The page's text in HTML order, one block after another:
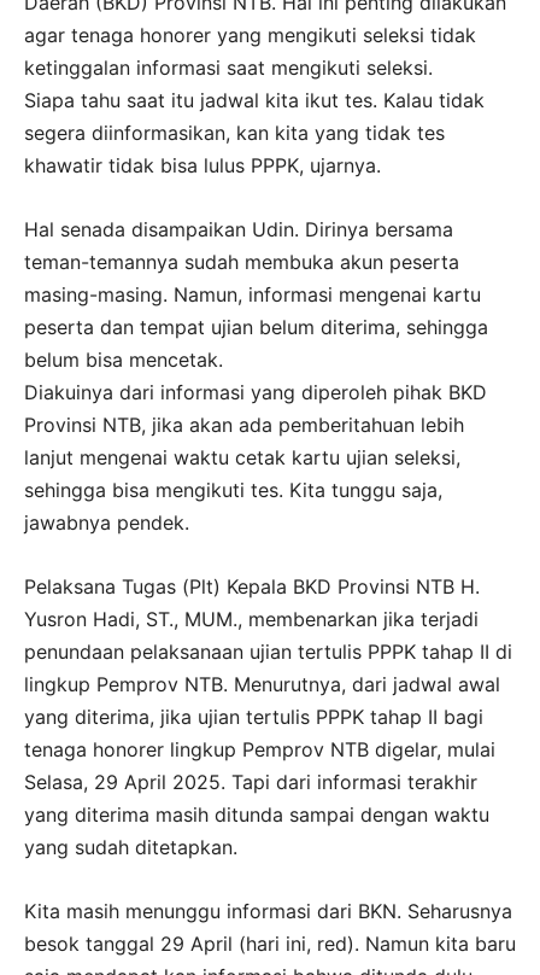
agar tenaga honorer yang mengikuti seleksi tidak
ketinggalan informasi saat mengikuti seleksi.
Siapa tahu saat itu jadwal kita ikut tes. Kalau tidak
segera diinformasikan, kan kita yang tidak tes
khawatir tidak bisa lulus PPPK, ujarnya.
Hal senada disampaikan Udin. Dirinya bersama
teman-temannya sudah membuka akun peserta
masing-masing. Namun, informasi mengenai kartu
peserta dan tempat ujian belum diterima, sehingga
belum bisa mencetak.
Diakuinya dari informasi yang diperoleh pihak BKD
Provinsi NTB, jika akan ada pemberitahuan lebih
lanjut mengenai waktu cetak kartu ujian seleksi,
sehingga bisa mengikuti tes. Kita tunggu saja,
jawabnya pendek.
Pelaksana Tugas (Plt) Kepala BKD Provinsi NTB H.
Yusron Hadi, ST., MUM., membenarkan jika terjadi
penundaan pelaksanaan ujian tertulis PPPK tahap II di
lingkup Pemprov NTB. Menurutnya, dari jadwal awal
yang diterima, jika ujian tertulis PPPK tahap II bagi
tenaga honorer lingkup Pemprov NTB digelar, mulai
Selasa, 29 April 2025. Tapi dari informasi terakhir
yang diterima masih ditunda sampai dengan waktu
yang sudah ditetapkan.
Kita masih menunggu informasi dari BKN. Seharusnya
besok tanggal 29 April (hari ini, red). Namun kita baru